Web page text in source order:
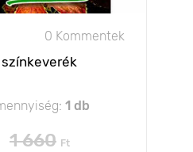
0 Kommentek
1 db
1 660 Ft